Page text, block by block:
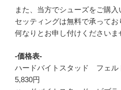
また、当方でシューズをご購入
セッティングは無料で承ってお
何なりとお申し付けくださいま
-価格表-
ハードバイトスタッド フェ
5,830円